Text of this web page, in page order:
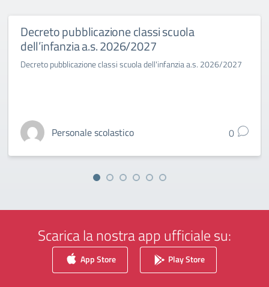
Decreto pubblicazione classi scuola
dell’infanzia a.s. 2026/2027
Decreto pubblicazione classi scuola dell'infanzia a.s. 2026/2027
Personale scolastico 0
Scarica la nostra app ufficiale su:
App Store Play Store